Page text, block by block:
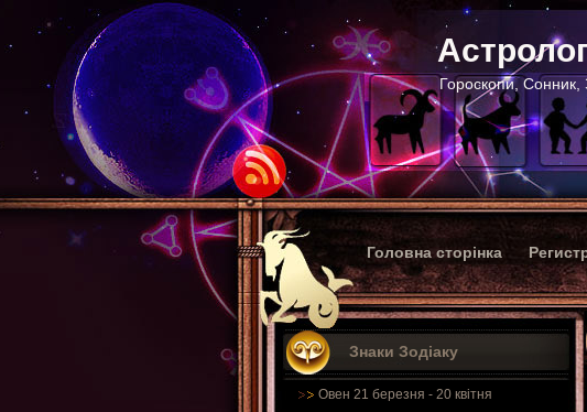
Гороскопи, Сонник,
Головна сторінка
Знаки Зодіаку
Овен 21 березня - 20 квітня